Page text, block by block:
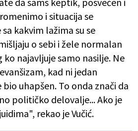
i situacija se
kakvim lažima su se
o sebi i žele normalan
najavljuje samo nasilje. Ne
kad ni jedan
uhapšen. To onda znači da
političko delovalje... Ako je
rekao je Vučić.